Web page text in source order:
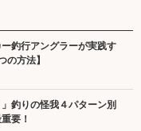
釣行アングラーが実践す
の方法】
釣りの怪我４パターン別
要！